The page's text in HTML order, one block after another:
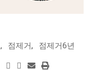
, 점제거, 점제거6년